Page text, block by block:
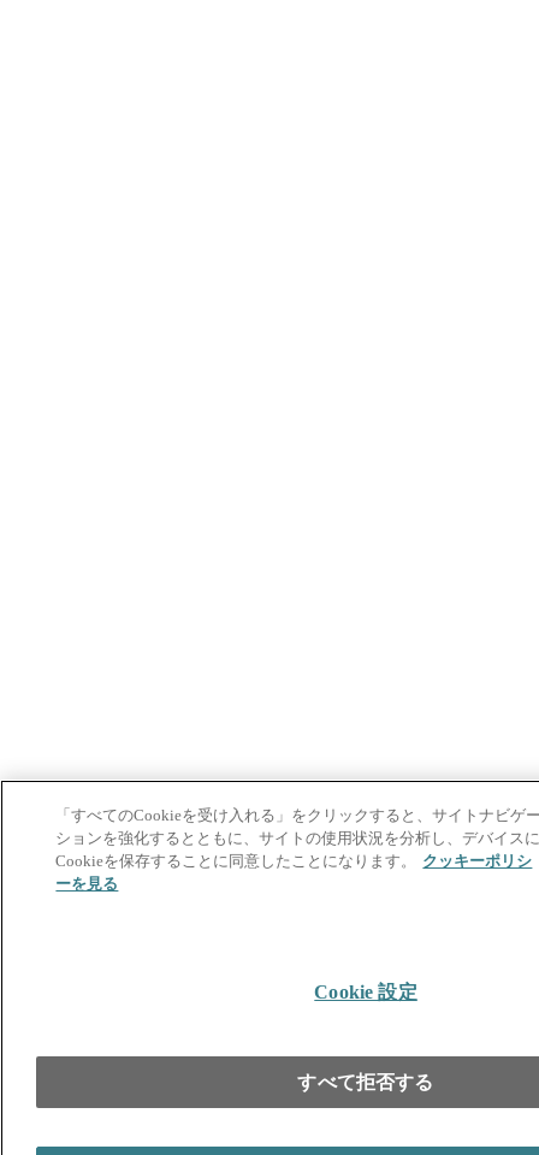
「すべてのCookieを受け入れる」をクリックすると、サイトナビゲ
ションを強化するとともに、サイトの使用状況を分析し、デバイス
Cookieを保存することに同意したことになります。
クッキーポリシ
ーを見る
Cookie 設定
すべて拒否する